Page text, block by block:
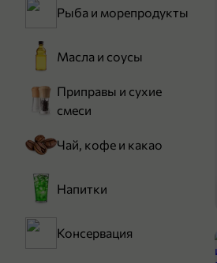
Рыба и морепродукты
Масла и соусы
Приправы и сухие
смеси
Чай, кофе и какао
Напитки
Консервация